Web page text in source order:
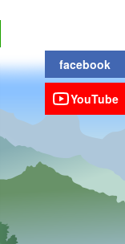
facebook
YouTube